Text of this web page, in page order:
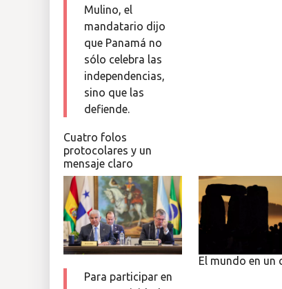
Mulino, el
mandatario dijo
que Panamá no
sólo celebra las
independencias,
sino que las
defiende.
Cuatro folos
protocolares y un
mensaje claro
Para participar en
El mundo en un